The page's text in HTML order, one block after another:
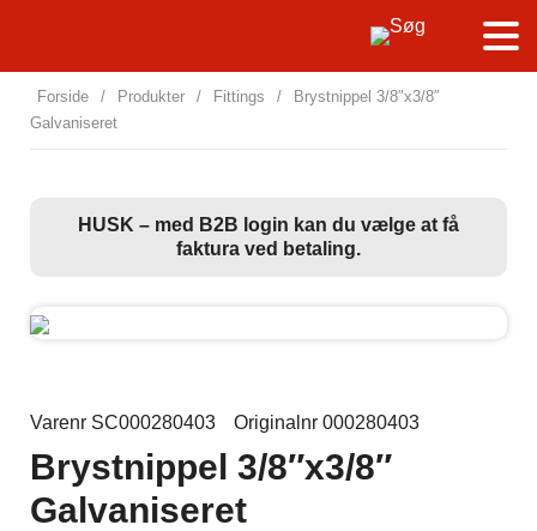
Forside / Produkter / Fittings /
Brystnippel 3/8″x3/8″
Galvaniseret
HUSK – med B2B login kan du vælge at få
faktura ved betaling.
Varenr SC000280403 Originalnr 000280403
Brystnippel 3/8″x3/8″
Galvaniseret